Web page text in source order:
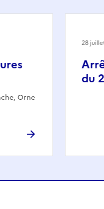
Orne
du
28